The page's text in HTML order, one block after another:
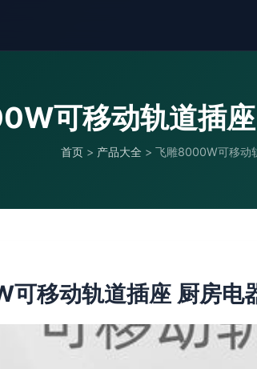
可移动轨道插
首页 > 产品大全 > 飞雕8000W可移动
移动轨道插座 厨房电